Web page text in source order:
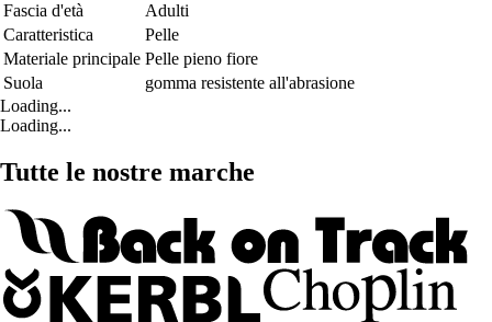
Fascia d'età
Adulti
Caratteristica
Pelle
Materiale principale Pelle pieno fiore
Suola
gomma resistente all'abrasione
Loading...
Loading...
Tutte le nostre marche